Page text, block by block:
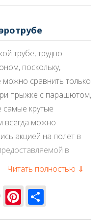
трубе, трудно
поскольку,
сравнить только
прыжке с парашютом,
самые крутые
всегда можно
акцией на полет в
в
аэротрубы –
Однако, первое
Читать полностью ⇓
Pinterest